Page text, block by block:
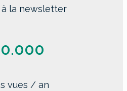
la newsletter
vues / an